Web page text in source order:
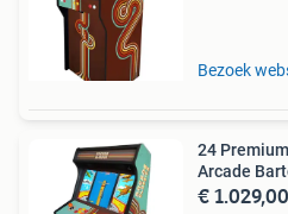
Bezoek
24
Arcade
€ 1.029,00